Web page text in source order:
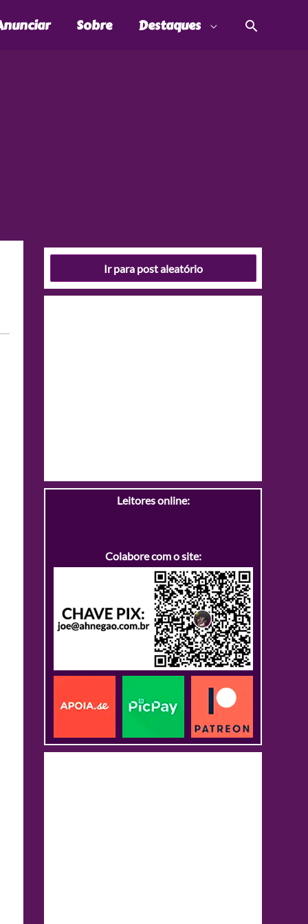
Sobre Destaques
Ir para post aleatório
Leitores online:
Colabore com o site: